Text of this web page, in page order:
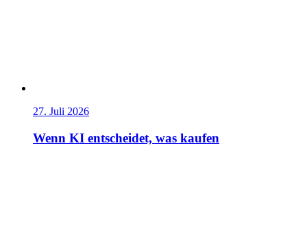
27. Juli 2026
Wenn KI entscheidet, was kaufen